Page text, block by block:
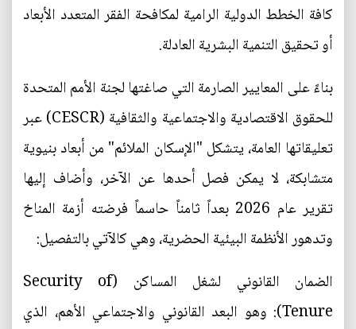
كافة الخطط الدولية الرامية لمكافحة الفقر المتعدد الأبعاد
أو تحقيق التنمية البشرية العادلة.
بناءً على المعايير الصارمة التي صاغتها لجنة الأمم المتحدة
للحقوق الاقتصادية والاجتماعية والثقافية (CESCR) عبر
تعليقاتها العامة، يتشكل "الإسكان الملائم" من أبعاد بنيوية
متشابكة، لا يمكن فصل أحدها عن الآخر، وأضاف إليها
تقرير عام 2026 بعداً ثامناً حاسماً فرضته أزمة المناخ
وتدهور الأنظمة البيئية الحضرية، وهي كالآتي بالتفصيل:
الضمان القانوني لشغل المساكن (Security of
Tenure): وهو البعد القانوني والاجتماعي الأهم، الذي